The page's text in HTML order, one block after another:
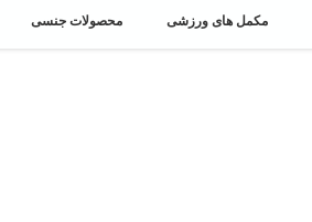
مکمل های ورزشی محصولات جنسی